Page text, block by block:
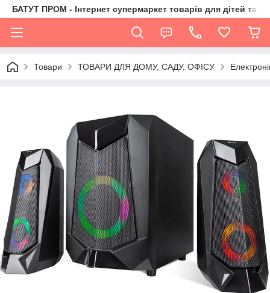
БАТУТ ПРОМ - Інтернет супермаркет товарів для дітей та їх
Товари ТОВАРИ ДЛЯ ДОМУ, САДУ, ОФІСУ